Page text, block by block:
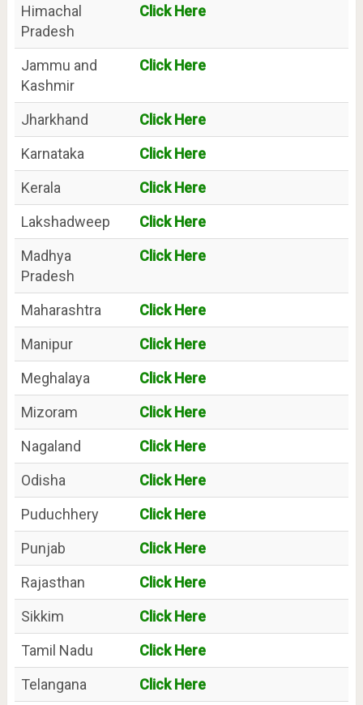
Himachal
Pradesh
Click Here
Jammu and
Kashmir
Click Here
Jharkhand
Click Here
Karnataka
Click Here
Kerala
Click Here
Lakshadweep
Click Here
Madhya
Pradesh
Click Here
Maharashtra
Click Here
Manipur
Click Here
Meghalaya
Click Here
Mizoram
Click Here
Nagaland
Click Here
Odisha
Click Here
Puduchhery
Click Here
Punjab
Click Here
Rajasthan
Click Here
Sikkim
Click Here
Tamil Nadu
Click Here
Telangana
Click Here